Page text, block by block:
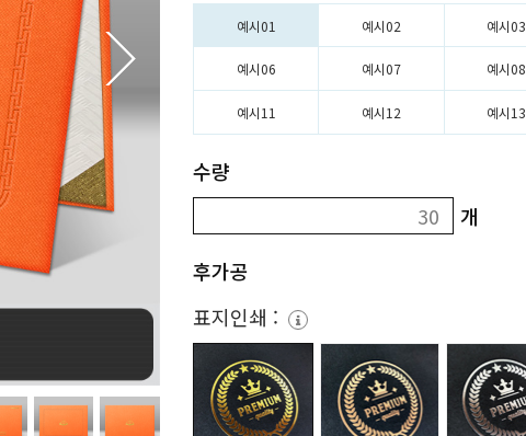
예시01 예시02 예시03
예시06 예시07 예시08
예시11 예시12 예시13
수량
개
후가공
표지인쇄 :